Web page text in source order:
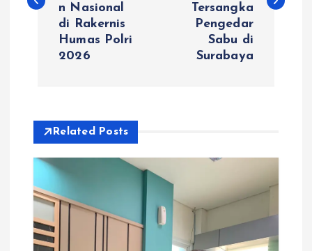
s
p
o
n Nasional
di Rakernis
Humas Polri
2026
Tersangka
Pengedar
Sabu di
Surabaya
Related Posts